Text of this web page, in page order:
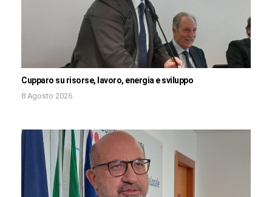
Cupparo su risorse, lavoro, energia e sviluppo
8 Agosto 2026